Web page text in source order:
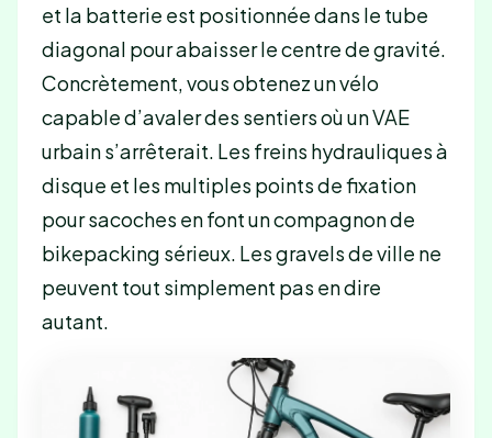
et la batterie est positionnée dans le tube
diagonal pour abaisser le centre de gravité.
Concrètement, vous obtenez un vélo
capable d’avaler des sentiers où un VAE
urbain s’arrêterait. Les freins hydrauliques à
disque et les multiples points de fixation
pour sacoches en font un compagnon de
bikepacking sérieux. Les gravels de ville ne
peuvent tout simplement pas en dire
autant.